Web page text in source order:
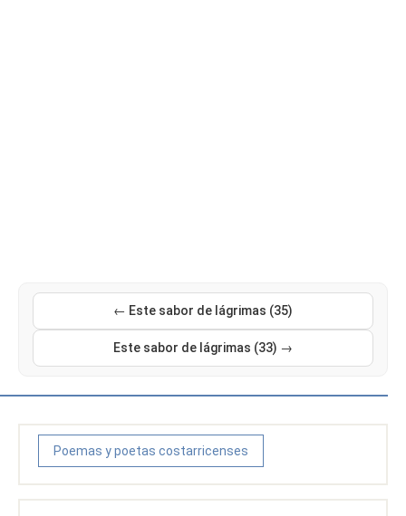
← Este sabor de lágrimas (35)
Este sabor de lágrimas (33) →
Poemas y poetas costarricenses